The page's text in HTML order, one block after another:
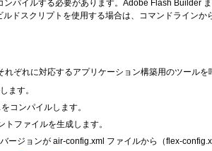
パイルする必要があります。Adobe Flash Builder
ドスクリプトを使用する場合は、コマンドライン
ぞれに対応するアプリケーション構築用のツールを
ます。
コンパイルします。
ファイルを生成します。
ジョンが air-config.xml ファイルから（flex-